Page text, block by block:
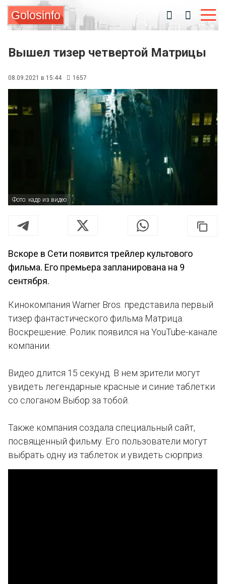
Golosinfo
Вышел тизер четвертой Матрицы
08.09.2021 в 15:44 1657
Фото: кадр из видео
Вскоре в Сети появится трейлер культового
фильма. Его премьера запланирована на 9
сентября.
Кинокомпания Warner Bros. представила первый
тизер фантастического фильма Матрица:
Воскрешение. Ролик появился на YouTube-канале
компании.
Видео длится 15 секунд. В нем зрители могут
увидеть легендарные красные и синие таблетки
со слоганом Выбор за тобой.
Также компания создала специальный сайт,
посвященный фильму. Его пользователи могут
выбрать одну из таблеток и увидеть сюрприз.